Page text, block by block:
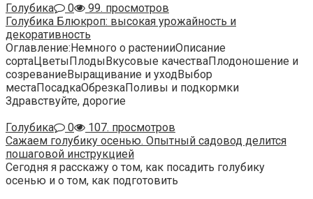
Голубика
0
99. просмотров
Голубика Блюкроп: высокая урожайность и
декоративность
Оглавление:Немного о растенииОписание
сортаЦветыПлодыВкусовые качестваПлодоношение и
созреваниеВыращивание и уходВыбор
местаПосадкаОбрезкаПоливы и подкормки
Здравствуйте, дорогие
Голубика
0
107. просмотров
Сажаем голубику осенью. Опытный садовод делится
пошаговой инструкцией
Сегодня я расскажу о том, как посадить голубику
осенью и о том, как подготовить